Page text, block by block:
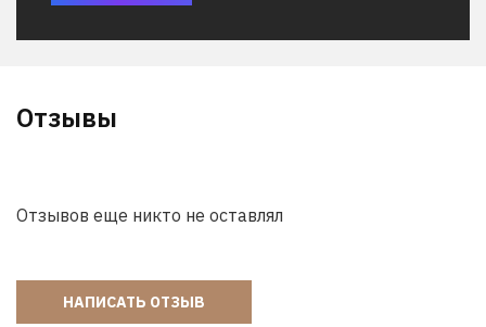
Отзывы
Отзывов еще никто не оставлял
НАПИСАТЬ ОТЗЫВ